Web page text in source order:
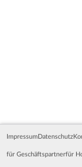
Impressum Datenschutz
für Geschäftspartnerfür